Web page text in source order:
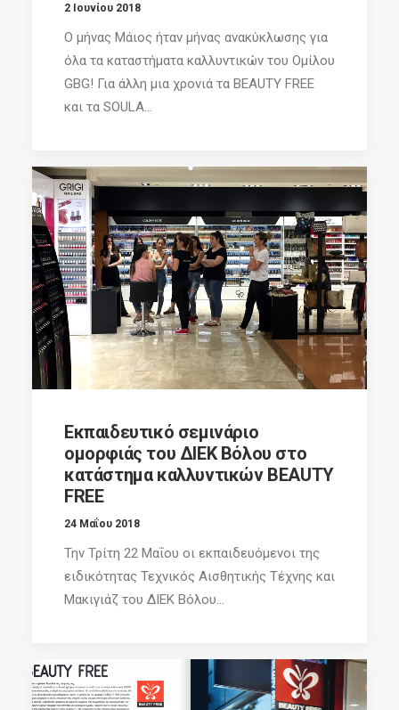
2 Ιουνίου 2018
Ο μήνας Μάιος ήταν μήνας ανακύκλωσης για
όλα τα καταστήματα καλλυντικών του Ομίλου
GBG! Για άλλη μια χρονιά τα BEAUTY FREE
και τα SOULA...
Εκπαιδευτικό σεμινάριο
ομορφιάς του ΔΙΕΚ Βόλου στο
κατάστημα καλλυντικών BEAUTY
FREE
24 Μαΐου 2018
Την Τρίτη 22 Μαΐου οι εκπαιδευόμενοι της
ειδικότητας Τεχνικός Αισθητικής Τέχνης και
Μακιγιάζ του ΔΙΕΚ Βόλου...